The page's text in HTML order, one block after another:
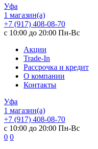
Уфа
1 магазин(а)
+7 (917) 408-08-70
с 10:00 до 20:00 Пн-Вс
Акции
Trade-In
Рассрочка и кредит
О компании
Контакты
Уфа
1 магазин(а)
+7 (917) 408-08-70
с 10:00 до 20:00 Пн-Вс
0 0